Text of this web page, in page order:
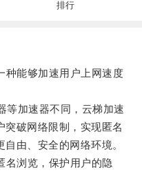
排行
能够加速用户上网速度
加速器不同，云梯加速
突破网络限制，实现匿名
由、安全的网络环境。
浏览，保护用户的隐